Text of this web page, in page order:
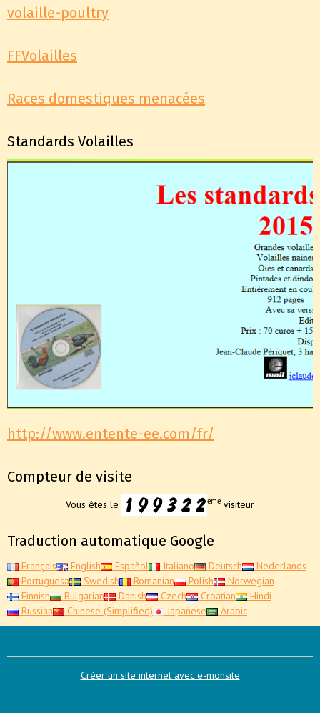
volaille-poultry
FFVolailles
Races domestiques menacées
Standards Volailles
http://www.entente-ee.com/fr/
Compteur de visite
Vous êtes le ème visiteur
Traduction automatique Google
Français English Español Italiano Deutsch
Nederlands
Portuguesa
Swedish Romanian Polish
Norwegian
Finnish
Bulgarian Danish Czech Croatian
Hindi
Russian
Chinese (Simplified) Japanese Arabic
Créer un site internet avec e-monsite